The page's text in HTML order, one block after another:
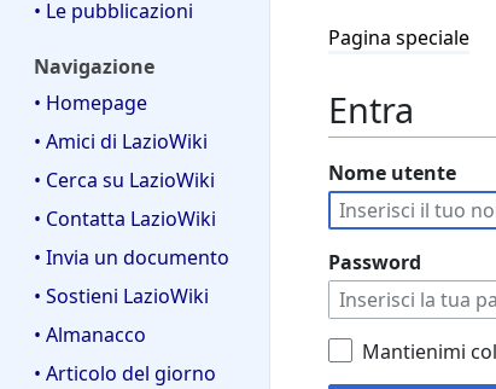
• Le pubblicazioni
Navigazione
• Homepage
• Amici di LazioWiki
• Cerca su LazioWiki
• Contatta LazioWiki
• Invia un documento
• Sostieni LazioWiki
• Almanacco
• Articolo del giorno
Pagina speciale
Entra
Nome utente
Password
Mantienimi